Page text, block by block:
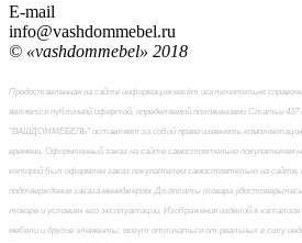
E-mail
info@vashdommebel.ru
© «vashdommebel» 2018
Предоставленная на сайте информация несёт исключительно
является публичной офертой, определяемой положениями Статьи
"ВАШДОММЕБЕЛЬ" оставляет за собой право изменять
времени. Оформленный заказ на сайте самостоятельно покупателем
которой был оформлен заказ покупателем самостоятельно на
подтверждения заказа менеджером. До оплаты товара
товаре и условиях его эксплуатации. Изображения изделий в
мебели и другие элементы, могут отличаться от реальных в силу